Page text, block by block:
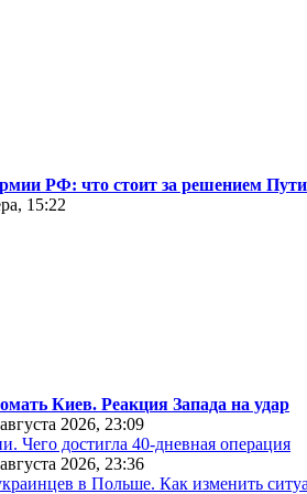
РФ: что стоит за решением
15:22
Киев. Реакция Запада на удар
2026, 23:09
Чего достигла 40-дневная операция
2026, 23:36
в Польше. Как изменить